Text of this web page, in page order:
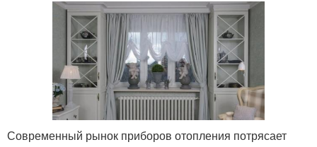
Современный рынок приборов отопления потрясает